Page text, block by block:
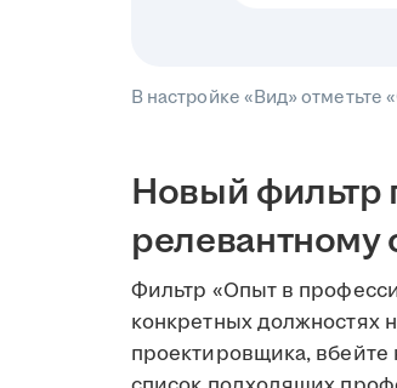
В настройке «Вид» отметьте
Новый фильтр
релевантному
Фильтр «Опыт в
конкретных должностях
проектировщика,